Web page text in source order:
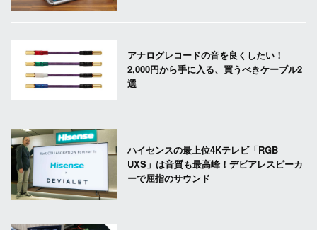
アナログレコードの音を良くしたい！
2,000円から手に入る、買うべきケーブル2
選
ハイセンスの最上位4Kテレビ「RGB
UXS」は音質も最高峰！デビアレスピーカ
ーで屈指のサウンド